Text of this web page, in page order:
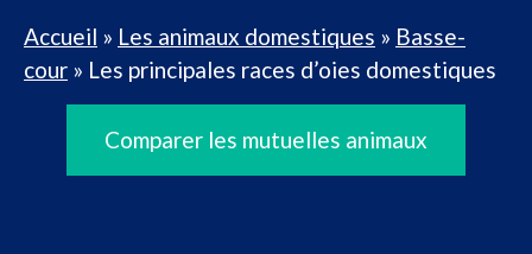
Accueil » Les animaux domestiques » Basse-
cour » Les principales races d’oies domestiques
Comparer les mutuelles animaux